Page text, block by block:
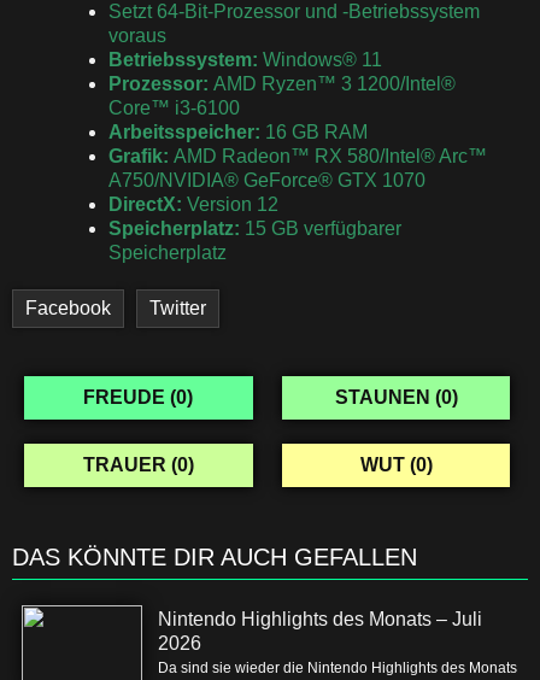
Setzt 64-Bit-Prozessor und -Betriebssystem
voraus
Betriebssystem: Windows® 11
Prozessor: AMD Ryzen™ 3 1200/Intel®
Core™ i3-6100
Arbeitsspeicher: 16 GB RAM
Grafik: AMD Radeon™ RX 580/Intel® Arc™
A750/NVIDIA® GeForce® GTX 1070
DirectX: Version 12
Speicherplatz: 15 GB verfügbarer
Speicherplatz
Facebook Twitter
FREUDE (0) STAUNEN (0)
TRAUER (0) WUT (0)
DAS KÖNNTE DIR AUCH GEFALLEN
Nintendo Highlights des Monats – Juli
2026
Da sind sie wieder die Nintendo Highlights des Monats